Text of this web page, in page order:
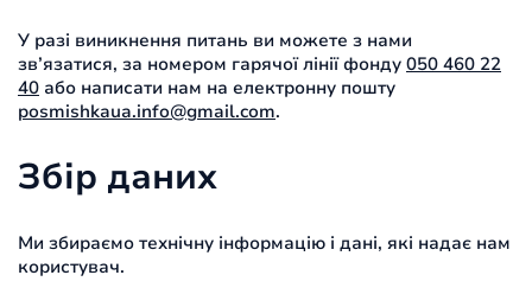
У разі виникнення питань ви можете з нами
зв’язатися, за номером гарячої лінії фонду 050 460 22
40 або написати нам на електронну пошту
posmishkaua.info@gmail.com.
Збір даних
Ми збираємо технічну інформацію і дані, які надає нам
користувач.